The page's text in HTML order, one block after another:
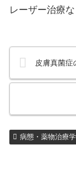
レーザー治療
皮膚真菌症
病態・薬物治療学